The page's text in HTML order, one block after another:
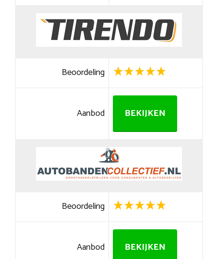
Beoordeling
Aanbod BEKIJKEN
Beoordeling
Aanbod BEKIJKEN